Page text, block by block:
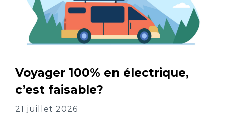
Voyager 100% en électrique,
c’est faisable?
21 juillet 2026